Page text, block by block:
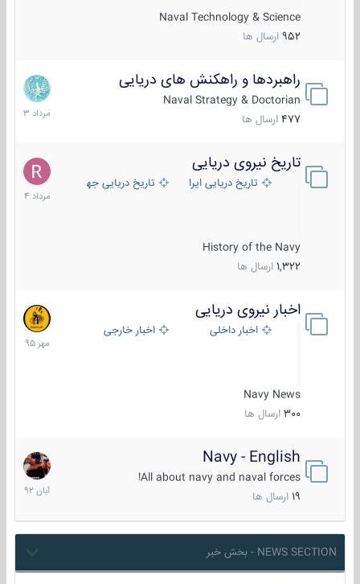
Naval Technology & Science
952 ارسال ها
راهبردها و راهکنش های دریایی
Naval Strategy & Doctorian
477 ارسال ها
2
مرداد
1403
تاریخ نیروی دریایی
تاریخ دریایی ایران تاریخ دریایی جهان
History of the Navy
1,322 ارسال ها
16
مرداد
1404
اخبار نیروی دریایی
اخبار داخلی اخبار خارجی
Navy News
300 ارسال ها
27
مهر
1395
Navy - English
All about navy and naval forces!
ارسال ها
22
آبان
1392
NEWS SECTION - بخش خبر